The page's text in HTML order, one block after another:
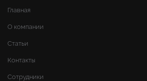
Главная
О компании
Статьи
Контакты
Сотрудники